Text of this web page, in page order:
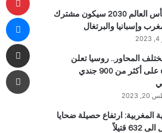
فيفا: كأس العالم 2030 سيكون مشترك
وإسبانيا والبرتغال
المحاور.. روسيا تعلن
القضاء على أكثر من 900 جندي
2023
المغربية: ارتفاع حصيلة ضحايا
632 قتيلاً